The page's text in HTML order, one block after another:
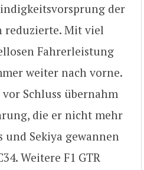
der
reduzierte. Mit viel
Fahrerleistung
weiter nach vorne.
Schluss übernahm
die er nicht mehr
und Sekiya gewannen
Weitere F1 GTR